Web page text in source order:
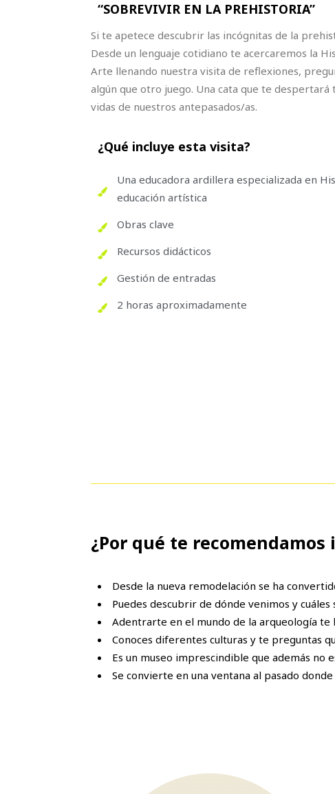
“SOBREVIVIR EN LA PREHISTORIA”
Si te apetece descubrir las incógnitas de la
Desde un lenguaje cotidiano te acercaremos la
Arte llenando nuestra visita de reflexiones,
algún que otro juego. Una cata que te despertará
vidas de nuestros antepasados/as.
¿Qué incluye esta visita?
Una educadora ardillera especializada en
educación artística
Obras clave
Recursos didácticos
Gestión de entradas
2 horas aproximadamente
¿Por qué te
Desde la nueva remodelación se ha
Puedes descubrir de dónde venimos y
Adentrarte en el mundo de la arqueología te
Conoces diferentes culturas y te preguntas
Es un museo imprescindible que además no
Se convierte en una ventana al pasado